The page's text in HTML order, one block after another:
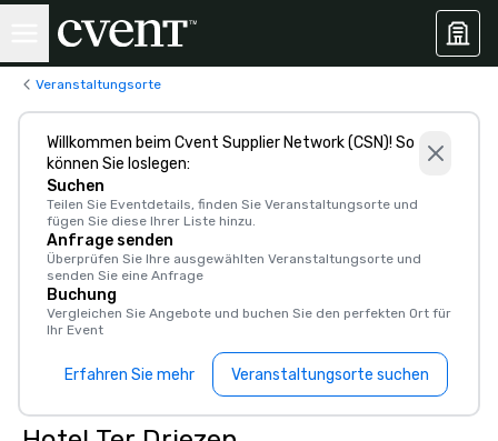
Veranstaltungsorte
Willkommen beim Cvent Supplier Network (CSN)! So
können Sie loslegen:
Suchen
Teilen Sie Eventdetails, finden Sie Veranstaltungsorte und
fügen Sie diese Ihrer Liste hinzu.
Anfrage senden
Überprüfen Sie Ihre ausgewählten Veranstaltungsorte und
senden Sie eine Anfrage
Buchung
Vergleichen Sie Angebote und buchen Sie den perfekten Ort für
Ihr Event
Erfahren Sie mehr Veranstaltungsorte suchen